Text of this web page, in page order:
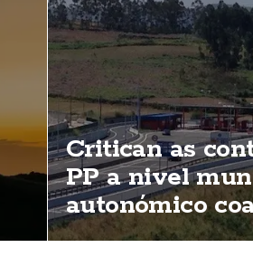
Critican as
PP a nivel
autonómico
de